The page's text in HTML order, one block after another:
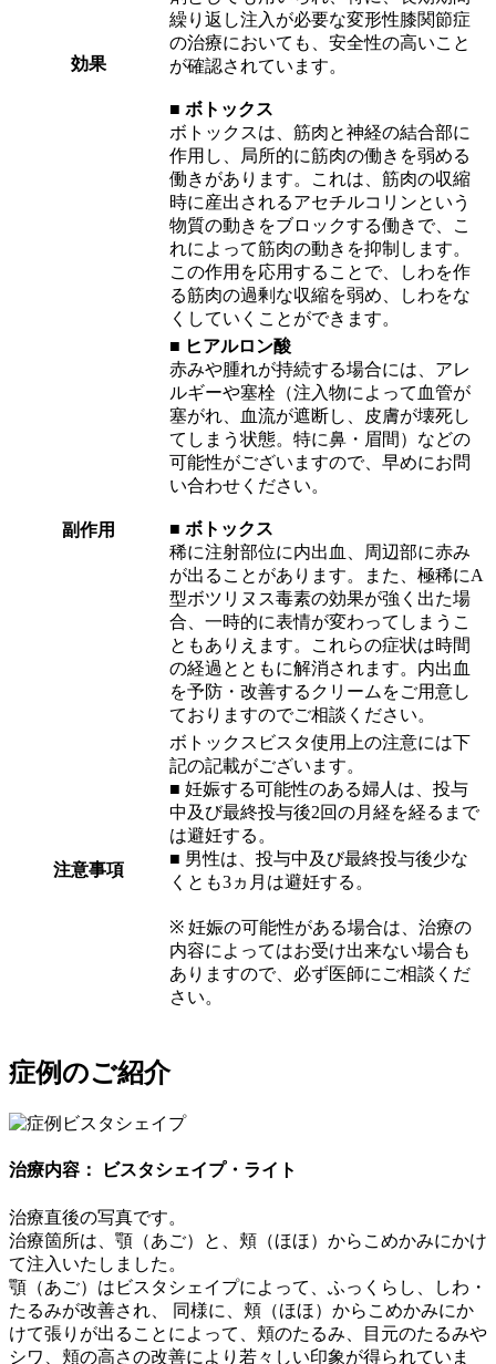
効果
繰り返し注入が必要な変形性膝関節症
の治療においても、安全性の高いこと
が確認されています。
■ ボトックス
ボトックスは、筋肉と神経の結合部に
作用し、局所的に筋肉の働きを弱める
働きがあります。これは、筋肉の収縮
時に産出されるアセチルコリンという
物質の動きをブロックする働きで、こ
れによって筋肉の動きを抑制します。
この作用を応用することで、しわを作
る筋肉の過剰な収縮を弱め、しわをな
くしていくことができます。
副作用
■ ヒアルロン酸
赤みや腫れが持続する場合には、アレ
ルギーや塞栓（注入物によって血管が
塞がれ、血流が遮断し、皮膚が壊死し
てしまう状態。特に鼻・眉間）などの
可能性がございますので、早めにお問
い合わせください。
■ ボトックス
稀に注射部位に内出血、周辺部に赤み
が出ることがあります。また、極稀にA
型ボツリヌス毒素の効果が強く出た場
合、一時的に表情が変わってしまうこ
ともありえます。これらの症状は時間
の経過とともに解消されます。内出血
を予防・改善するクリームをご用意し
ておりますのでご相談ください。
注意事項
ボトックスビスタ使用上の注意には下
記の記載がございます。
■ 妊娠する可能性のある婦人は、投与
中及び最終投与後2回の月経を経るまで
は避妊する。
■ 男性は、投与中及び最終投与後少な
くとも3ヵ月は避妊する。
※ 妊娠の可能性がある場合は、治療の
内容によってはお受け出来ない場合も
ありますので、必ず医師にご相談くだ
さい。
症例のご紹介
治療内容： ビスタシェイプ・ライト
治療直後の写真です。
治療箇所は、顎（あご）と、頬（ほほ）からこめかみにかけ
て注入いたしました。
顎（あご）はビスタシェイプによって、ふっくらし、しわ・
たるみが改善され、 同様に、頬（ほほ）からこめかみにか
けて張りが出ることによって、頬のたるみ、目元のたるみや
シワ、頬の高さの改善により若々しい印象が得られていま